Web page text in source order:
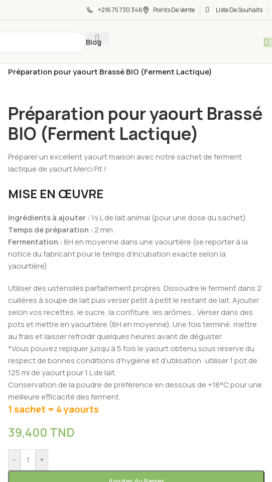
+216 75 730 346 Points De Vente Liste De Souhaits
Blog
Préparation pour yaourt Brassé BIO (Ferment Lactique)
Préparation pour yaourt Brassé
BIO (Ferment Lactique)
Préparer un excellent yaourt maison avec notre sachet de ferment
lactique de yaourt Merci Fit !
MISE EN ŒUVRE
Ingrédients à ajouter :½ L de lait animal (pour une dose du sachet)
Temps de préparation : 2 min
Fermentation : 8H en moyenne dans une yaourtière (se reporter à la
notice du fabricant pour le temps d’incubation exacte selon la
yaourtière)
Utiliser des ustensiles parfaitement propres. Dissoudre le ferment dans 2
cuillères à soupe de lait puis verser petit à petit le restant de lait. Ajouter
selon vos recettes, le sucre, la confiture, les arômes… Verser dans des
pots et mettre en yaourtière (8H en moyenne). Une fois terminé, mettre
au frais et laisser refroidir quelques heures avant de déguster.
*Vous pouvez repiquer jusqu’à 5 fois le yaourt obtenu,sous réserve du
respect de bonnes conditions d’hygiène et d’utilisation :utiliser 1 pot de
125 ml de yaourt pour 1 L de lait.
Conservation de la poudre de préférence en dessous de +18°C pour une
meilleure efficacité des ferment.
1 sachet = 4 yaourts
39,400 TND
- +